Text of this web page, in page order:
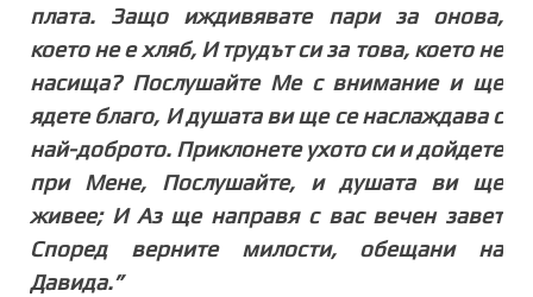
плата. Защо иждивявате пари за онова,
което не е хляб, И трудът си за това, което не
насища? Послушайте Ме с внимание и ще
ядете благо, И душата ви ще се наслаждава с
най-доброто. Приклонете ухото си и дойдете
при Мене, Послушайте, и душата ви ще
живее; И Аз ще направя с вас вечен завет
Според верните милости, обещани на
Давида.”